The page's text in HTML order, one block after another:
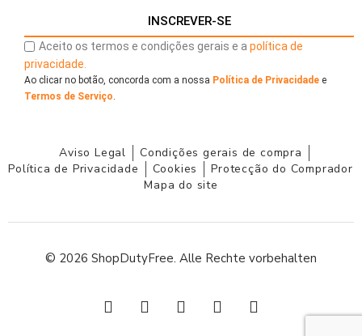
INSCREVER-SE
Aceito os termos e condições gerais e a política de
privacidade.
Ao clicar no botão, concorda com a nossa Política de Privacidade e
Termos de Serviço
Aviso Legal
Condições gerais de compra
Política de Privacidade
Cookies
Protecção do Comprador
Mapa do site
© 2026 ShopDutyFree. Alle Rechte vorbehalten